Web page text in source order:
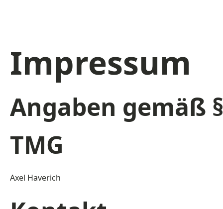
Impressum
Angaben gemäß
TMG
Axel Haverich